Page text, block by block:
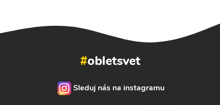
#obletsvet
Sleduj nás na instagramu